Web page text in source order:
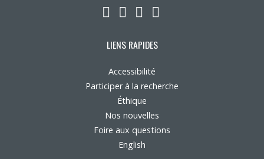
LinkedIn
YouTube
Twitter
LIENS RAPIDES
Accessibilité
Participer à la recherche
Éthique
Nos nouvelles
Foire aux questions
English